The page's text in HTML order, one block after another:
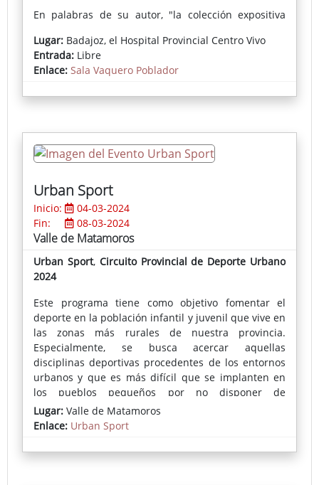
En palabras de su autor, "la colección expositiva
del artista como realizador de obras plásticas. [...]
Pretendo explorar de forma genérica, bajo la
denominación ARTHINGKS [cosas de artista], las
comunicativas del quehacer del artista (del mío y
expresamos planteamientos, ideas y emociones, o
sea, una determinada visión del mundo, que ocurre
a través de diversos recursos; en este caso,
finalmente, objetos que la representan."
Lugar: Badajoz, el Hospital Provincial Centro Vivo
Entrada: Libre
Enlace: Sala Vaquero Poblador
Urban Sport
Inicio:
04-03-2024
Fin:
08-03-2024
Valle de Matamoros
Urban Sport, Circuito Provincial de Deporte Urbano
2024
Este programa tiene como objetivo fomentar el
deporte en la población infantil y juvenil que vive en
las zonas más rurales de nuestra provincia.
Especialmente, se busca acercar aquellas
disciplinas deportivas procedentes de los entornos
urbanos y que es más difícil que se implanten en
los pueblos pequeños por no disponer de
equipamientos, espacios donde practicarlos o
monitores que les enseñen su correcta práctica.
En cada localidad se instala una pista deportiva
Lugar: Valle de Matamoros
Enlace: Urban Sport